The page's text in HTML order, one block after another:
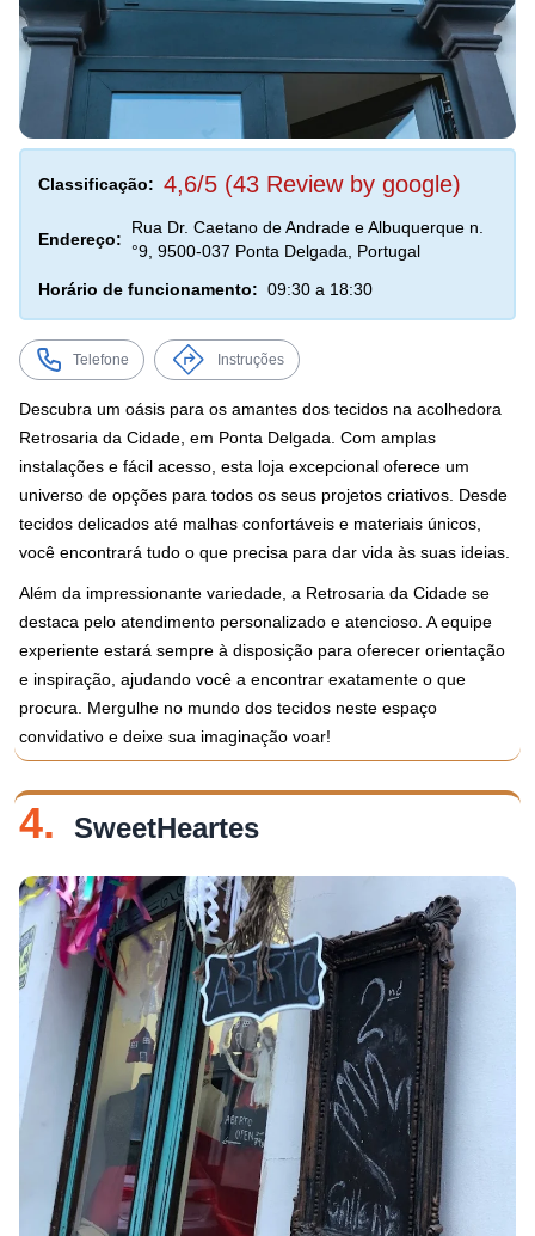
Classificação: 4,6/5 (43 Review by google)
Endereço:
Rua Dr. Caetano de Andrade e Albuquerque n.
°9, 9500-037 Ponta Delgada, Portugal
Horário de funcionamento: 09:30 a 18:30
Telefone Instruções
Descubra um oásis para os amantes dos tecidos na acolhedora
Retrosaria da Cidade, em Ponta Delgada. Com amplas
instalações e fácil acesso, esta loja excepcional oferece um
universo de opções para todos os seus projetos criativos. Desde
tecidos delicados até malhas confortáveis e materiais únicos,
você encontrará tudo o que precisa para dar vida às suas ideias.
Além da impressionante variedade, a Retrosaria da Cidade se
destaca pelo atendimento personalizado e atencioso. A equipe
experiente estará sempre à disposição para oferecer orientação
e inspiração, ajudando você a encontrar exatamente o que
procura. Mergulhe no mundo dos tecidos neste espaço
convidativo e deixe sua imaginação voar!
4. SweetHeartes